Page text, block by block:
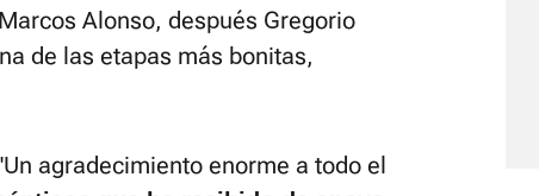
Alonso, después Gregorio
de las etapas más bonitas,
agradecimiento enorme a todo el